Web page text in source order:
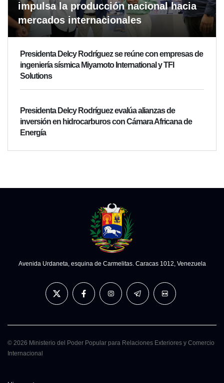
impulsa la producción nacional hacia
mercados internacionales
Presidenta Delcy Rodríguez se reúne con empresas de
ingeniería sísmica Miyamoto International y TFI
Solutions
Presidenta Delcy Rodríguez evalúa alianzas de
inversión en hidrocarburos con Cámara Africana de
Energía
Avenida Urdaneta, esquina de Carmelitas. Caracas 1012, Venezuela
© 2026 Ministerio del Poder Popular para Relaciones Exteriores y Comercio
Internacional